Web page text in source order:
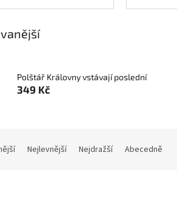
Polštář Královny vstávají poslední
349 Kč
Nejlevnější Nejdražší Abecedně